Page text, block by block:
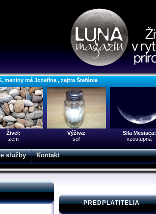
má Jozefína , zajtra Štefánia
Živel:
zem
Výživa:
soľ
Sila Mesiaca:
vzostupná
služby Kontakt
PREDPLATITELIA